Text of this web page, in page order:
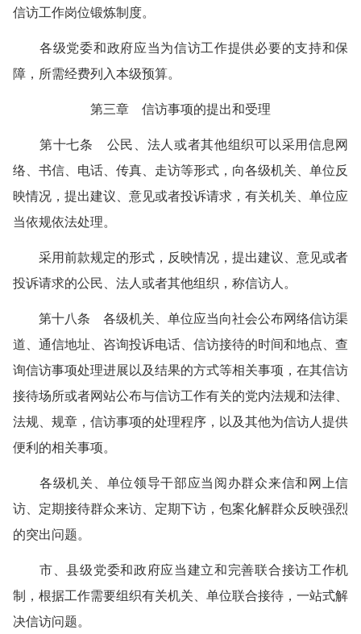
信访工作岗位锻炼制度。
各级党委和政府应当为信访工作提供必要的支持和保
障，所需经费列入本级预算。
第三章 信访事项的提出和受理
第十七条 公民、法人或者其他组织可以采用信息网
络、书信、电话、传真、走访等形式，向各级机关、单位反
映情况，提出建议、意见或者投诉请求，有关机关、单位应
当依规依法处理。
采用前款规定的形式，反映情况，提出建议、意见或者
投诉请求的公民、法人或者其他组织，称信访人。
第十八条 各级机关、单位应当向社会公布网络信访渠
道、通信地址、咨询投诉电话、信访接待的时间和地点、查
询信访事项处理进展以及结果的方式等相关事项，在其信访
接待场所或者网站公布与信访工作有关的党内法规和法律、
法规、规章，信访事项的处理程序，以及其他为信访人提供
便利的相关事项。
各级机关、单位领导干部应当阅办群众来信和网上信
访、定期接待群众来访、定期下访，包案化解群众反映强烈
的突出问题。
市、县级党委和政府应当建立和完善联合接访工作机
制，根据工作需要组织有关机关、单位联合接待，一站式解
决信访问题。